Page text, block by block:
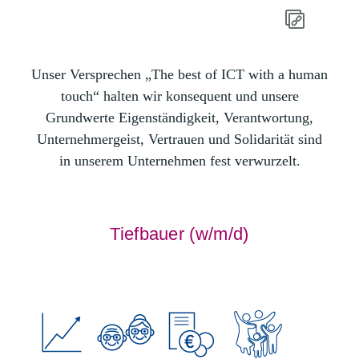
Unser Versprechen „The best of ICT with a human
touch“ halten wir konsequent und unsere
Grundwerte Eigenständigkeit, Verantwortung,
Unternehmergeist, Vertrauen und Solidarität sind
in unserem Unternehmen fest verwurzelt.
Tiefbauer (w/m/d)